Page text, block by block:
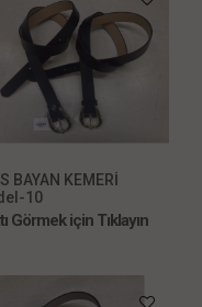
BAYAN KEMERİ
10
Görmek için Tıklayın